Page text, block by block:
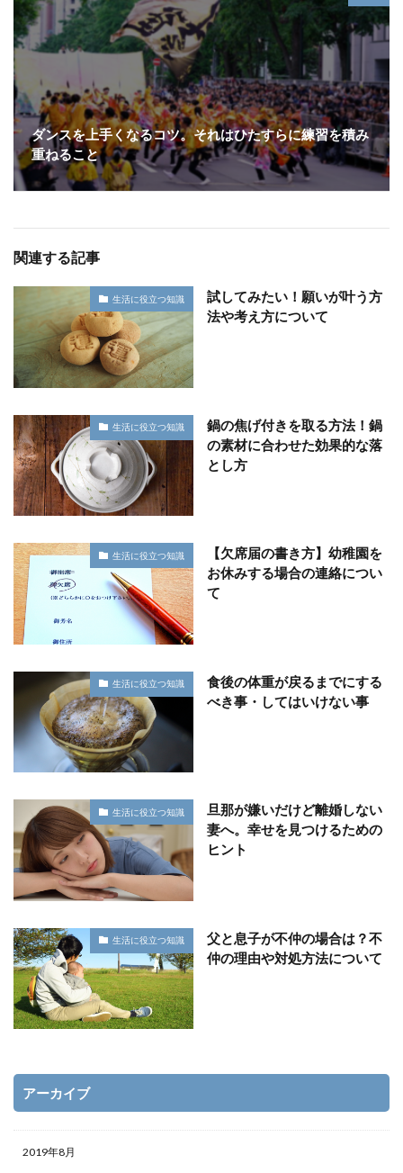
ダンスを上手くなるコツ。それはひたすらに練習を積み
重ねること
関連する記事
生活に役立つ知識
試してみたい！願いが叶う方
法や考え方について
生活に役立つ知識
鍋の焦げ付きを取る方法！鍋
の素材に合わせた効果的な落
とし方
生活に役立つ知識
【欠席届の書き方】幼稚園を
お休みする場合の連絡につい
て
生活に役立つ知識
食後の体重が戻るまでにする
べき事・してはいけない事
生活に役立つ知識
旦那が嫌いだけど離婚しない
妻へ。幸せを見つけるための
ヒント
生活に役立つ知識
父と息子が不仲の場合は？不
仲の理由や対処方法について
アーカイブ
2019年8月